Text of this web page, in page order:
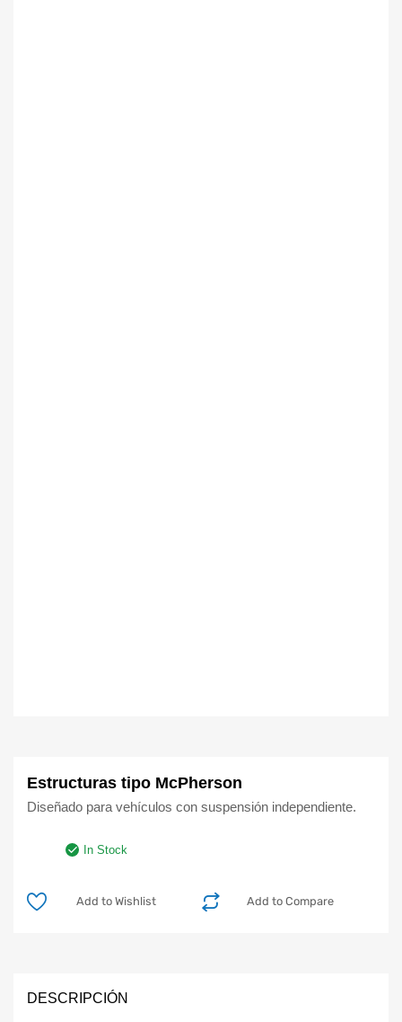
Estructuras tipo McPherson
Diseñado para vehículos con suspensión independiente.
In Stock
Add to Compare
Add to Wishlist
DESCRIPCIÓN